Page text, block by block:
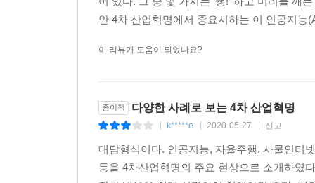
안 4차 산업혁명에서 중요시하는 이 인공지
이 리뷰가 도움이 되었나요?
종이책 다양한 사례로 보는 4차 산업혁명
k*****e 2020-05-27 신고
대담형식이다. 인공지능, 자율주행, 사물인터
등을 4차산업혁명의 주요 현상으로 소개하였